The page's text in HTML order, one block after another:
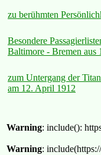
zu berühmten
Besondere
Baltimore - Bremen aus
zum Untergang der
am 12. April 1912
Warning: include():
Warning: